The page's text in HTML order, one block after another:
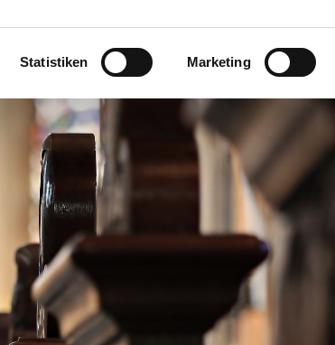
Statistiken Marketing